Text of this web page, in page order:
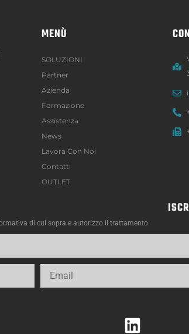
MENÙ
SOLUZIONI
Partner
Azienda
Formazione
Assistenza
News
Lavora Con Noi
Contatti
OUTLET
di cui sopra e autorizzo il trattamento